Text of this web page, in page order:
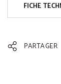
FICHE
PARTAGER